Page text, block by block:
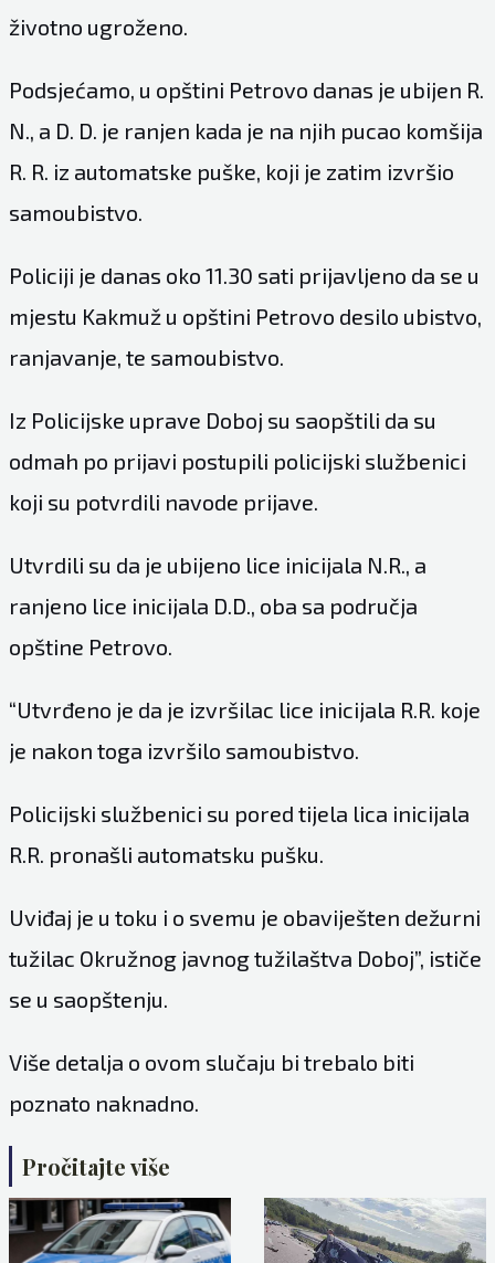
životno ugroženo.
Podsjećamo, u opštini Petrovo danas je ubijen R.
N., a D. D. je ranjen kada je na njih pucao komšija
R. R. iz automatske puške, koji je zatim izvršio
samoubistvo.
Policiji je danas oko 11.30 sati prijavljeno da se u
mjestu Kakmuž u opštini Petrovo desilo ubistvo,
ranjavanje, te samoubistvo.
Iz Policijske uprave Doboj su saopštili da su
odmah po prijavi postupili policijski službenici
koji su potvrdili navode prijave.
Utvrdili su da je ubijeno lice inicijala N.R., a
ranjeno lice inicijala D.D., oba sa područja
opštine Petrovo.
“Utvrđeno je da je izvršilac lice inicijala R.R. koje
je nakon toga izvršilo samoubistvo.
Policijski službenici su pored tijela lica inicijala
R.R. pronašli automatsku pušku.
Uviđaj je u toku i o svemu je obaviješten dežurni
tužilac Okružnog javnog tužilaštva Doboj”, ističe
se u saopštenju.
Više detalja o ovom slučaju bi trebalo biti
poznato naknadno.
Pročitajte više